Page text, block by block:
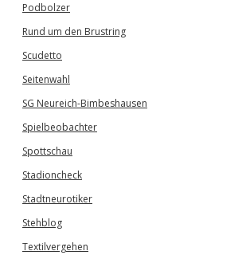
Podbolzer
Rund um den Brustring
Scudetto
Seitenwahl
SG Neureich-Bimbeshausen
Spielbeobachter
Spottschau
Stadioncheck
Stadtneurotiker
Stehblog
Textilvergehen